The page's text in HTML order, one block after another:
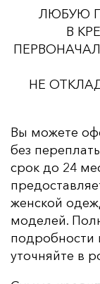
ЛЮБУЮ
В
НЕ
Вы можете
без
срок до 24
женской
моделей.
подробности
уточняйте в